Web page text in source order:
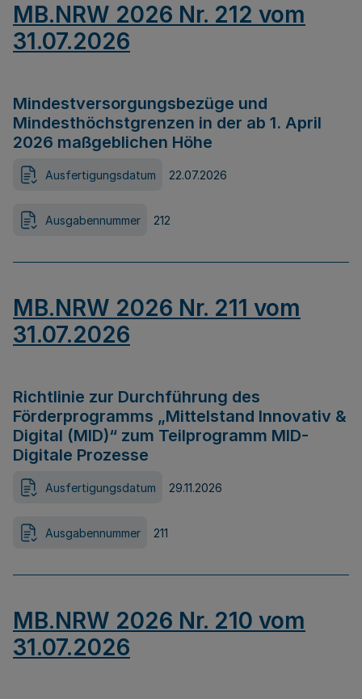
MB.NRW 2026 Nr. 212 vom
31.07.2026
Mindestversorgungsbezüge und
Mindesthöchstgrenzen in der ab 1. April
2026 maßgeblichen Höhe
Ausfertigungsdatum 22.07.2026
Ausgabennummer 212
MB.NRW 2026 Nr. 211 vom
31.07.2026
Richtlinie zur Durchführung des
Förderprogramms „Mittelstand Innovativ &
Digital (MID)“ zum Teilprogramm MID-
Digitale Prozesse
Ausfertigungsdatum 29.11.2026
Ausgabennummer 211
MB.NRW 2026 Nr. 210 vom
31.07.2026